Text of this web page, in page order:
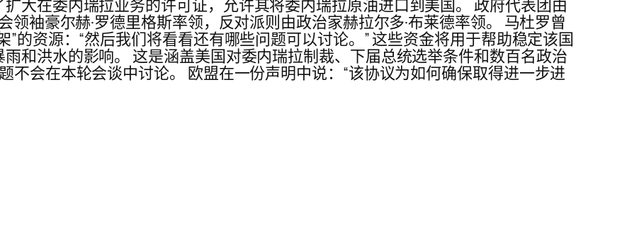
大在委内瑞拉业务的许可证，允许其将委内瑞拉原油进口到美国。 政府代表团由
领袖豪尔赫·罗德里格斯率领，反对派则由政治家赫拉尔多·布莱德率领。 马杜罗曾
的资源：“然后我们将看看还有哪些问题可以讨论。” 这些资金将用于帮助稳定该国
和洪水的影响。 这是涵盖美国对委内瑞拉制裁、下届总统选举条件和数百名政治
会在本轮会谈中讨论。 欧盟在一份声明中说：“该协议为如何确保取得进一步进